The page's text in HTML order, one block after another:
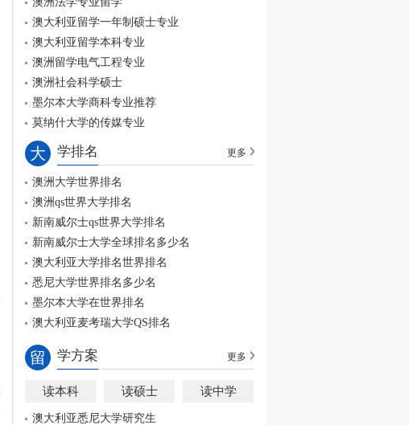
澳大利亚留学一年制硕士专业
澳大利亚留学本科专业
澳洲留学电气工程专业
澳洲社会科学硕士
墨尔本大学商科专业推荐
莫纳什大学的传媒专业
大 学排名 更多
澳洲大学世界排名
澳洲qs世界大学排名
新南威尔士qs世界大学排名
新南威尔士大学全球排名多少名
澳大利亚大学排名世界排名
悉尼大学世界排名多少名
墨尔本大学在世界排名
澳大利亚麦考瑞大学QS排名
留 学方案 更多
读本科 读硕士 读中学
澳大利亚悉尼大学研究生